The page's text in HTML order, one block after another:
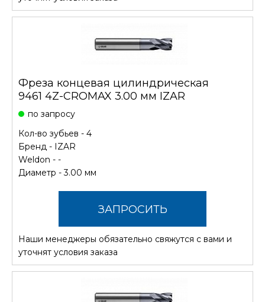
Фреза концевая цилиндрическая
9461 4Z-CROMAX 3.00 мм IZAR
по запросу
Кол-во зубьев - 4
Бренд - IZAR
Weldon - -
Диаметр - 3.00 мм
ЗАПРОСИТЬ
СТОИМОСТЬ
Наши менеджеры обязательно свяжутся с вами и
уточнят условия заказа